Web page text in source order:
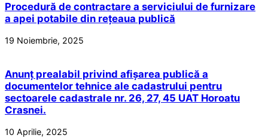
Procedură de contractare a serviciului de furnizare
a apei potabile din rețeaua publică
19 Noiembrie, 2025
Anunț prealabil privind afișarea publică a
documentelor tehnice ale cadastrului pentru
sectoarele cadastrale nr. 26, 27, 45 UAT Horoatu
Crasnei.
10 Aprilie, 2025